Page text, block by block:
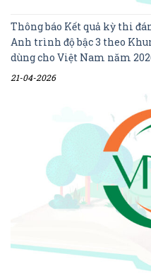
Thông báo Kết quả kỳ thi
Anh trình độ bậc 3 theo
dùng cho Việt Nam năm
21-04-2026